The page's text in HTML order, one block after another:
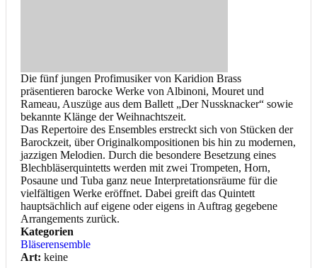
Die fünf jungen Profimusiker von Karidion Brass
präsentieren barocke Werke von Albinoni, Mouret und
Rameau, Auszüge aus dem Ballett „Der Nussknacker“ sowie
bekannte Klänge der Weihnachtszeit.
Das Repertoire des Ensembles erstreckt sich von Stücken der
Barockzeit, über Originalkompositionen bis hin zu modernen,
jazzigen Melodien. Durch die besondere Besetzung eines
Blechbläserquintetts werden mit zwei Trompeten, Horn,
Posaune und Tuba ganz neue Interpretationsräume für die
vielfältigen Werke eröffnet. Dabei greift das Quintett
hauptsächlich auf eigene oder eigens in Auftrag gegebene
Arrangements zurück.
Kategorien
Bläserensemble
Art: keine